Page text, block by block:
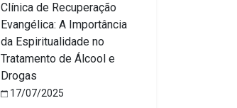
Clínica de Recuperação
Evangélica: A Importância
da Espiritualidade no
Tratamento de Álcool e
Drogas
17/07/2025